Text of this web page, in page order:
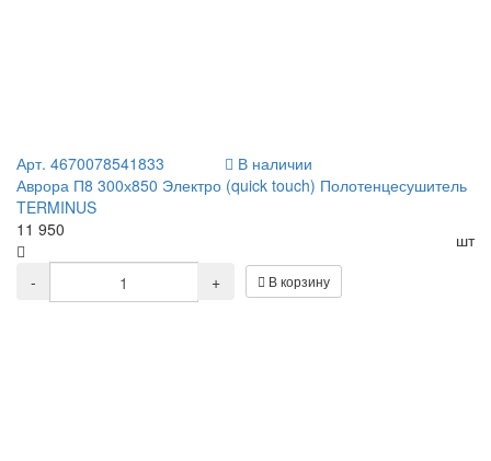
Арт. 4670078541833
В наличии
Аврора П8 300х850 Электро (quick touch) Полотенцесушитель
TERMINUS
11 950
шт
-
+ В корзину